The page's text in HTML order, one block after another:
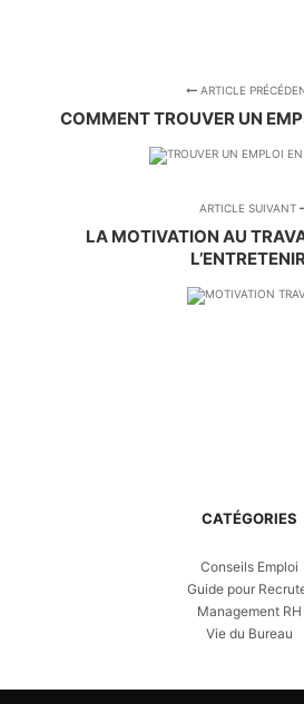
ARTICLE
COMMENT TROUVER UN
ARTICLE SUIVANT
LA MOTIVATION AU
CATÉGORIES
Conseils Emploi
Guide pour
Management RH
Vie du Bureau